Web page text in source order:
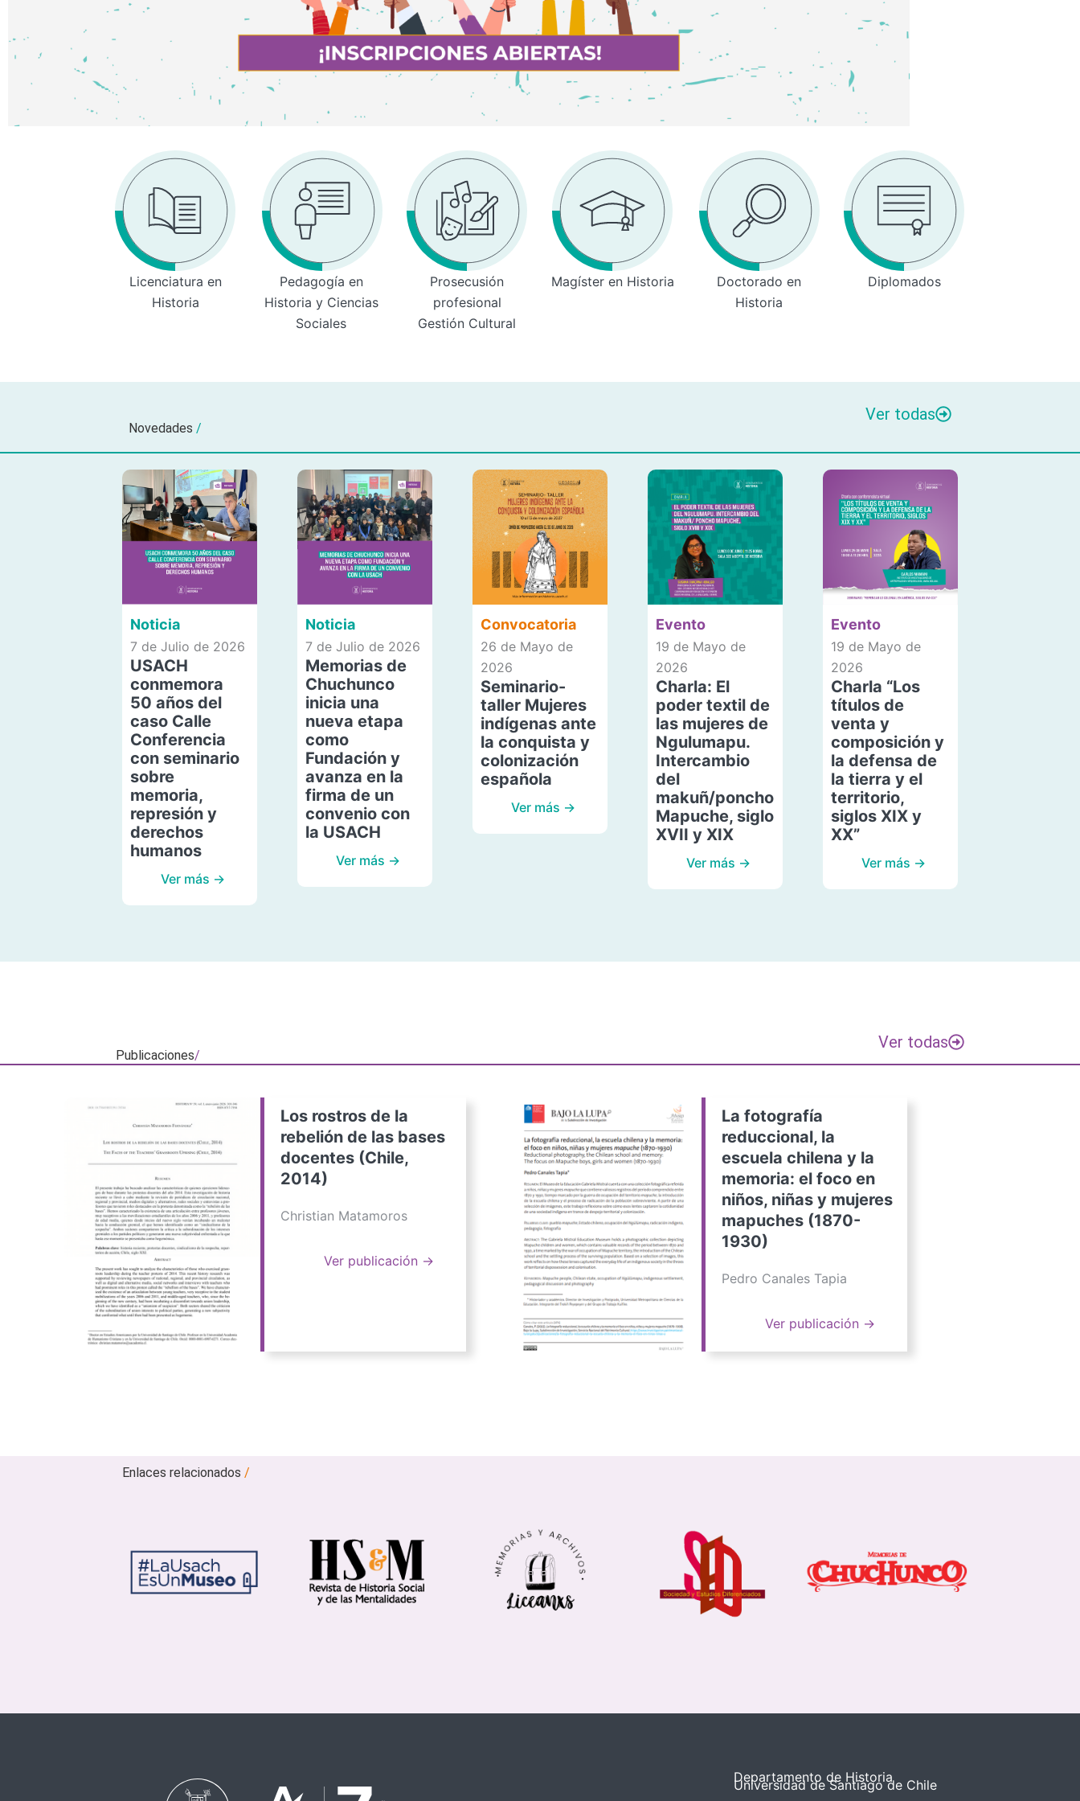
Licenciatura en
Historia
Pedagogía en
Historia y Ciencias
Sociales
Prosecusión
profesional
Gestión Cultural
Magíster en Historia
Doctorado en
Historia
Diplomados
Novedades /
Ver todas
Noticia
7 de Julio de 2026
USACH
conmemora
50 años del
caso Calle
Conferencia
con seminario
sobre
memoria,
represión y
derechos
humanos
Ver más →
Noticia
7 de Julio de 2026
Memorias de
Chuchunco
inicia una
nueva etapa
como
Fundación y
avanza en la
firma de un
convenio con
la USACH
Ver más →
Convocatoria
26 de Mayo de
2026
Seminario-
taller Mujeres
indígenas ante
la conquista y
colonización
española
Ver más →
Evento
19 de Mayo de
2026
Charla: El
poder textil de
las mujeres de
Ngulumapu.
Intercambio
del
makuñ/poncho
Mapuche, siglo
XVII y XIX
Ver más →
Evento
19 de Mayo de
2026
Charla “Los
títulos de
venta y
composición y
la defensa de
la tierra y el
territorio,
siglos XIX y
XX”
Ver más →
Publicaciones/
Ver todas
Los rostros de la
rebelión de las bases
docentes (Chile,
2014)
Christian Matamoros
Ver publicación →
La fotografía
reduccional, la
escuela chilena y la
memoria: el foco en
niños, niñas y mujeres
mapuches (1870-
1930)
Pedro Canales Tapia
Ver publicación →
Enlaces relacionados/
Departamento de Historia
Universidad de Santiago de Chile